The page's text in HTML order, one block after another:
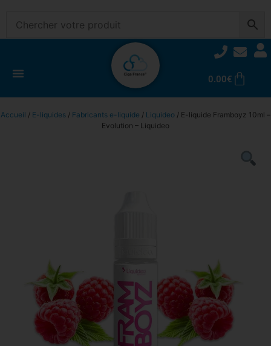
0.00€
Accueil / E-liquides / Fabricants e-liquide / Liquideo / E-liquide Framboyz 10ml –
Evolution – Liquideo